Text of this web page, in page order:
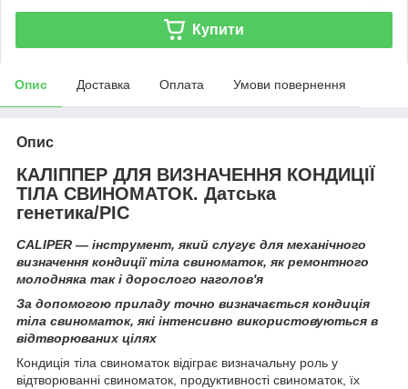
Купити
Опис Доставка Оплата Умови повернення
Опис
КАЛІППЕР ДЛЯ ВИЗНАЧЕННЯ КОНДИЦІЇ
ТІЛА СВИНОМАТОК. Датська
генетика/PIC
CALIPER — інструмент, який слугує для механічного
визначення кондиції тіла свиноматок, як ремонтного
молодняка так і дорослого наголов'я
За допомогою приладу точно визначається кондиція
тіла свиноматок, які інтенсивно використовуються в
відтворюваних цілях
Кондиція тіла свиноматок відіграє визначальну роль у
відтворюванні свиноматок, продуктивності свиноматок, їх